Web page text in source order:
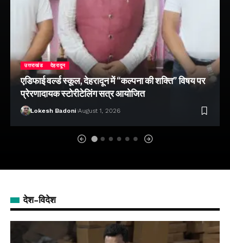
उत्तराखंड देहरादून
एडिफाई वर्ल्ड स्कूल, देहरादून में “कल्पना की शक्ति” विषय पर
प्रेरणादायक स्टोरीटेलिंग सत्र आयोजित
Lokesh Badoni August 1, 2026
देश-विदेश